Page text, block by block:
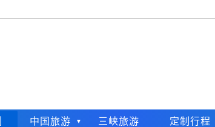
中国旅游 三峡旅游 定制行程